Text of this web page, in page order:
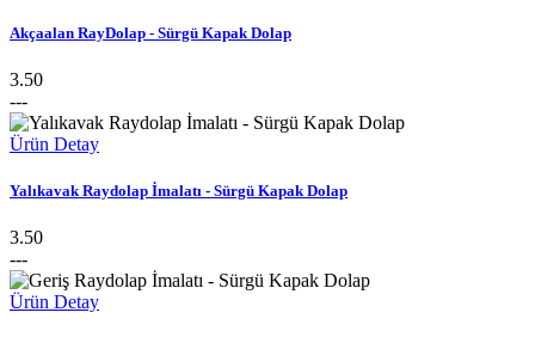
Akçaalan RayDolap - Sürgü Kapak Dolap
3.50
---
Ürün Detay
Yalıkavak Raydolap İmalatı - Sürgü Kapak Dolap
3.50
---
Ürün Detay